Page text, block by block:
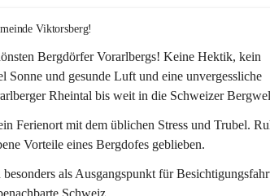
Viktorsberg!
Bergdörfer Vorarlbergs! Keine Hektik, kein
Sonne und gesunde Luft und eine unvergessliche
Rheintal bis weit in die Schweizer
Ferienort mit dem üblichen Stress und Trubel.
Vorteile eines Bergdofes geblieben.
als Ausgangspunkt für
Schweiz.